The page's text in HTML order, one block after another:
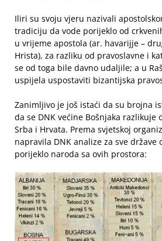
Iliri su svoju vjeru nazivali
tradiciju da vode porijeklo od
u vrijeme apostola (ar. havarijje –
Hrista), za razliku od pravoslavne i
se od toga bile davno udaljile; a u
uspijela uspostaviti bizantijska
Zanimljivo je još istaći da su brojna
da se DNK većine Bošnjaka razlikuje
Srba i Hrvata. Prema svjetskoj
napravila DNK analize za sve države
porijeklo naroda sa ovih prostora: